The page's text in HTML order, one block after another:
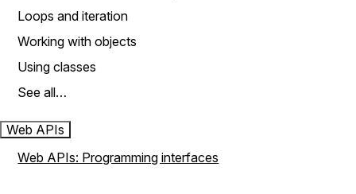
Loops and iteration
Working with objects
Using classes
See all…
Web APIs
Web APIs: Programming interfaces